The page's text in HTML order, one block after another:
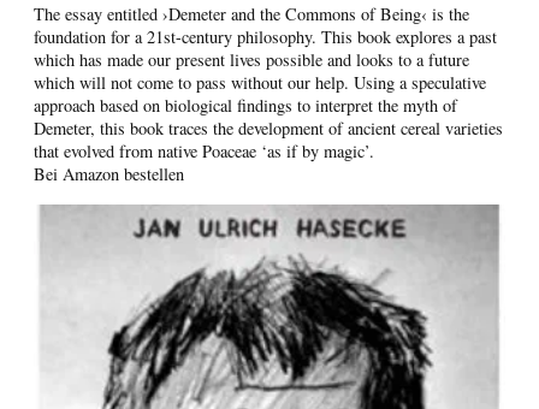
The essay entitled ›Demeter and the Commons of Being‹ is the
foundation for a 21st-century philosophy. This book explores a past
which has made our present lives possible and looks to a future
which will not come to pass without our help. Using a speculative
approach based on biological findings to interpret the myth of
Demeter, this book traces the development of ancient cereal varieties
that evolved from native Poaceae ‘as if by magic’.
Bei Amazon bestellen